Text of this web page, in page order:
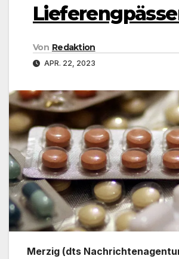
Von Redaktion
APR. 22, 2023
Merzig (dts